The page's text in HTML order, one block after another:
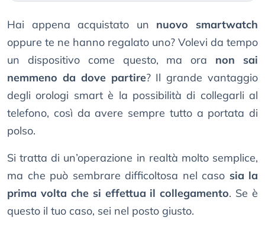
Hai appena acquistato un nuovo smartwatch
oppure te ne hanno regalato uno? Volevi da tempo
un dispositivo come questo, ma ora non sai
nemmeno da dove partire? Il grande vantaggio
degli orologi smart è la possibilità di collegarli al
telefono, così da avere sempre tutto a portata di
polso.
Si tratta di un’operazione in realtà molto semplice,
ma che può sembrare difficoltosa nel caso sia la
prima volta che si effettua il collegamento. Se è
questo il tuo caso, sei nel posto giusto.